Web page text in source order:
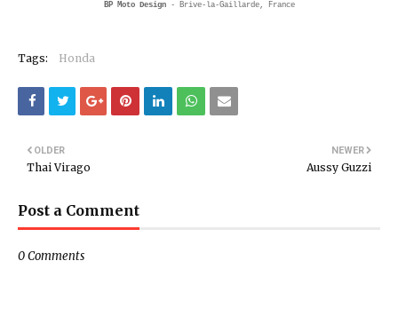
BP Moto Design- Brive-la-Gaillarde, France
Tags: Honda
NEWER
Aussy Guzzi
OLDER
Thai Virago
Post a Comment
0 Comments